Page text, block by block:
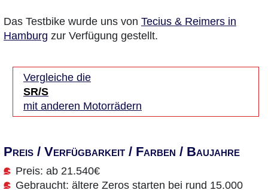
Das Testbike wurde uns von Tecius & Reimers in
Hamburg zur Verfügung gestellt.
Vergleiche die
SR/S
mit anderen Motorrädern
Preis / Verfügbarkeit / Farben / Baujahre
Preis: ab 21.540€
Gebraucht: ältere Zeros starten bei rund 15.000